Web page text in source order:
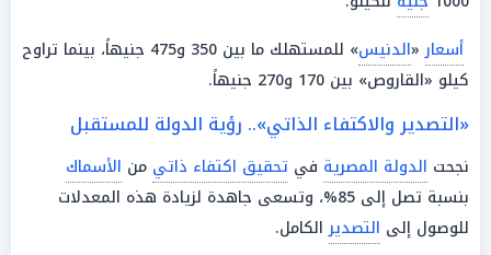
أسعار«الدنيس
» للمستهلك ما بين 350 و475 جنيهاً، بينما تراوح
كيلو «القاروص» بين 170 و270 جنيهاً.
«التصدير والاكتفاء الذاتي».. رؤية الدولة للمستقبل
نجحت الدولة المصرية في تحقيق اكتفاء ذاتي من الأسماك
بنسبة تصل إلى 85%، وتسعى جاهدة لزيادة هذه المعدلات
للوصول إلى التصديرالكامل.